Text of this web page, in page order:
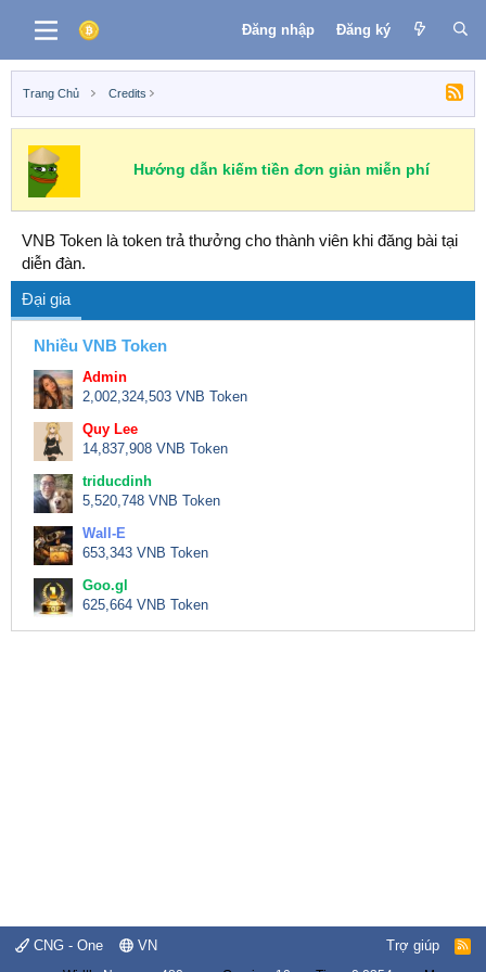
Đăng nhập Đăng ký
Trang Chủ Credits
Hướng dẫn kiếm tiền đơn giản miễn phí
VNB Token là token trả thưởng cho thành viên khi đăng bài tại
diễn đàn.
Đại gia
Nhiều VNB Token
Admin
2,002,324,503 VNB Token
Quy Lee
14,837,908 VNB Token
triducdinh
5,520,748 VNB Token
Wall-E
653,343 VNB Token
Goo.gl
625,664 VNB Token
CNG - One VN Trợ giúp
R